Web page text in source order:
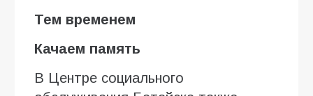
Тем временем
Качаем память
В Центре социального